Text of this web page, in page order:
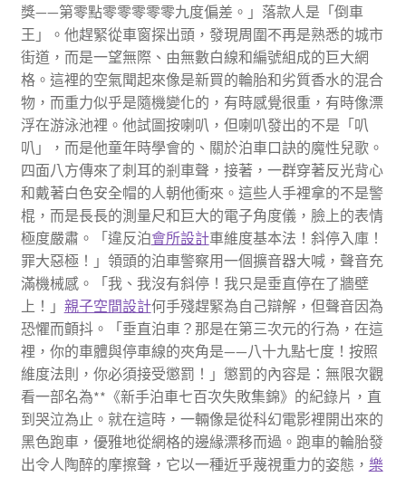
獎——第零點零零零零零九度偏差。」落款人是「倒車
王」。他趕緊從車窗探出頭，發現周圍不再是熟悉的城市
街道，而是一望無際、由無數白線和編號組成的巨大網
格。這裡的空氣聞起來像是新買的輪胎和劣質香水的混合
物，而重力似乎是隨機變化的，有時感覺很重，有時像漂
浮在游泳池裡。他試圖按喇叭，但喇叭發出的不是「叭
叭」，而是他童年時學會的、關於泊車口訣的魔性兒歌。
四面八方傳來了刺耳的剎車聲，接著，一群穿著反光背心
和戴著白色安全帽的人朝他衝來。這些人手裡拿的不是警
棍，而是長長的測量尺和巨大的電子角度儀，臉上的表情
極度嚴肅。「違反泊會所設計車維度基本法！斜停入庫！
罪大惡極！」領頭的泊車警察用一個擴音器大喊，聲音充
滿機械感。「我、我沒有斜停！我只是垂直停在了牆壁
上！」 親子空間設計何手殘趕緊為自己辯解，但聲音因為
恐懼而顫抖。「垂直泊車？那是在第三次元的行為，在這
裡，你的車體與停車線的夾角是——八十九點七度！按照
維度法則，你必須接受懲罰！」懲罰的內容是：無限次觀
看一部名為**《新手泊車七百次失敗集錦》的紀錄片，直
到哭泣為止。就在這時，一輛像是從科幻電影裡開出來的
黑色跑車，優雅地從網格的邊緣漂移而過。跑車的輪胎發
出令人陶醉的摩擦聲，它以一種近乎蔑視重力的姿態， 樂